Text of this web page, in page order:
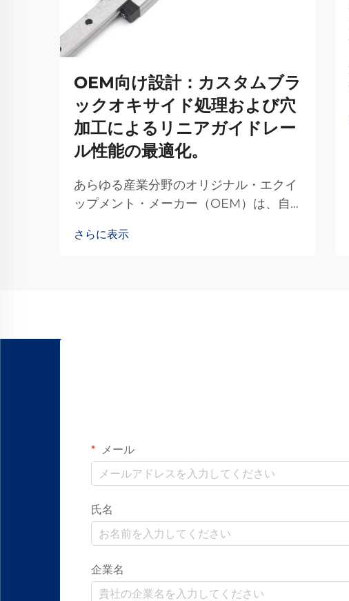
OEM向け設計：カスタムブラ
ックオキサイド処理および穴
加工によるリニアガイドレー
ル性能の最適化。
あらゆる産業分野のオリジナル・エクイ
ップメント・メーカー（OEM）は、自
性能を実現するために、高精度モーショ
さらに表示
メール
氏名
企業名